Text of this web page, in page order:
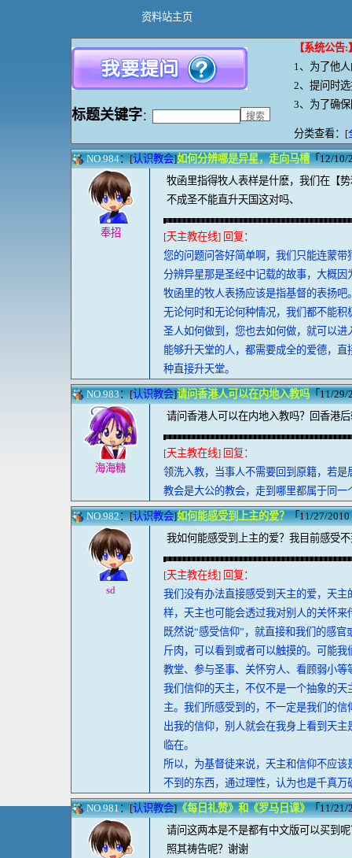
资料站主页
【系统公告:
1、 为了他
2、提问时
3、为了确
分类查看：[
标题关键字：
NO.984：[认识教会]如何分辨哪是异星，走向马槽「12/10/
奉招
牧函里指得牧人表样是什麽，我们在【
不成圣不能直升天国这对吗、
[天主教在线] 回复：
您的问题问答好简单啊，我们只能连蒙带
分辨异星那是圣经中记载的故事，大概
牧函里的牧人表扬应该是指基督的表扬吧
无论何时和无论何种情况，我们都不能
圣人如何做到，您也去如何做，就可以进
能够升天堂的人，都需要成全的爱德，
种直接升天堂。
NO.983：[认识教会]请问香港人可以在内地入教吗「11/29/
海海糖
请问香港人可以在内地入教吗？回香港
[天主教在线] 回复：
领洗入教，当事人不需要回到原籍，若
教会是大公的教会，走到哪里都属于同一
NO.982：[认识教会]如何能感受到上主的爱？「11/27/
sd
我如何能感受到上主的爱？我目前感受
[天主教在线] 回复：
我们没有办法直接感受到天主的爱，天
样，天主也可能会透过我对别人的关怀来
既然说“感受信仰”，就直接和我们的感
斤肉，可以看到或者可以触摸的。可能
教堂、参与圣事、关怀穷人、看顾弱小等
我们信仰的天主，不仅不是一个抽象的
主。我们所感受到的，不一定是我们的
出我的信仰，别人就会在我身上看到天
临在。
所以，为基督徒来说，天主和信仰不应
不到的东西，通过理性，认为也是千真
NO.981：[认识教会]《每日礼赞》和《罗马日课》「11/21/
请问这两本是不是都有中文版可以买到
照其祷告呢？谢谢